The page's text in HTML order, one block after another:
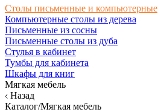
Столы письменные и компьютерные
Компьютерные столы из дерева
Письменные из сосны
Письменные столы из дуба
Стулья в кабинет
Тумбы для кабинета
Шкафы для книг
Мягкая мебель
Назад
Каталог/Мягкая мебель